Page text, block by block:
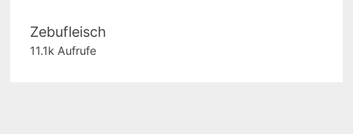
Zebufleisch
11.1k Aufrufe